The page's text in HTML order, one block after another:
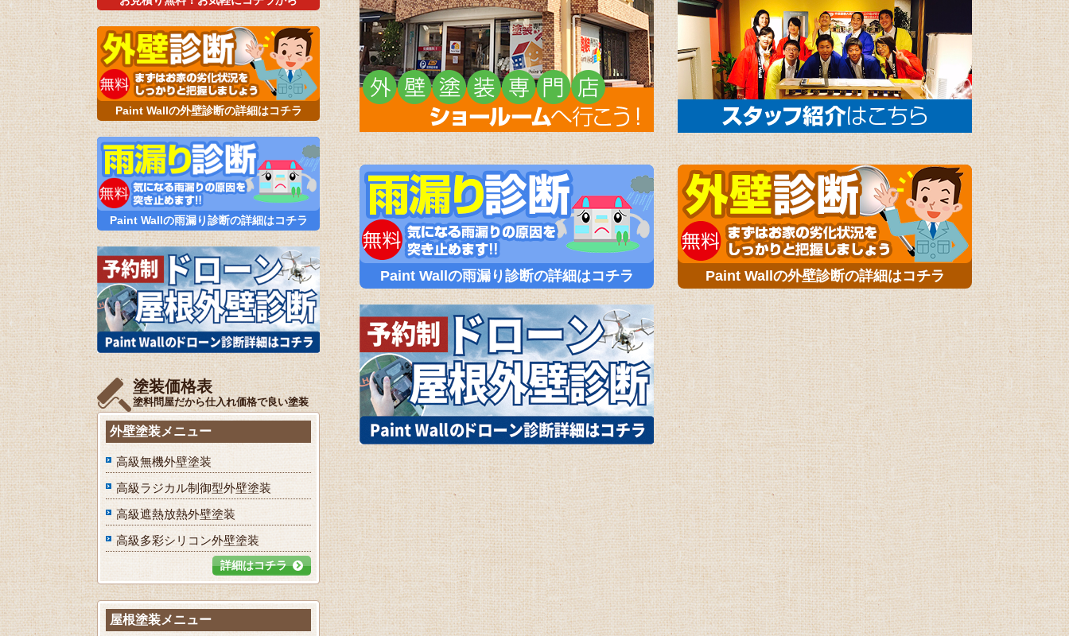
Paint Wallの外壁診断の詳細はコチラ
Paint Wallの雨漏り診断の詳細はコチラ
Paint Wallの外壁診断の詳細はコチラ
Paint Wallの雨漏り診断の詳細はコチラ
塗装価格表
塗料問屋だから仕入れ価格で良い塗装
外壁塗装メニュー
高級無機外壁塗装
高級ラジカル制御型外壁塗装
高級遮熱放熱外壁塗装
高級多彩シリコン外壁塗装
詳細はコチラ
屋根塗装メニュー